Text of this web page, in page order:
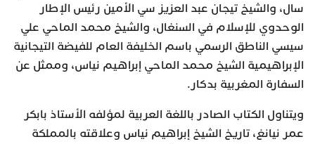
سال، والشيخ تيجان عبد العزيز سي الأمين رئيس الإطار
الوحدوي للإسلام في السنغال، والشيخ محمد الماحي علي
سيسي الناطق الرسمي باسم الخليفة العام للفيضة التيجانية
الإبراهيمية الشيخ محمد الماحي إبراهيم نياس، وممثل عن
السفارة المغربية بدكار.
ويتناول الكتاب الصادر باللغة العربية لمؤلفه الأستاذ بابكر
عمر نيانغ، تاريخ الشيخ إبراهيم نياس وعلاقته بالمملكة